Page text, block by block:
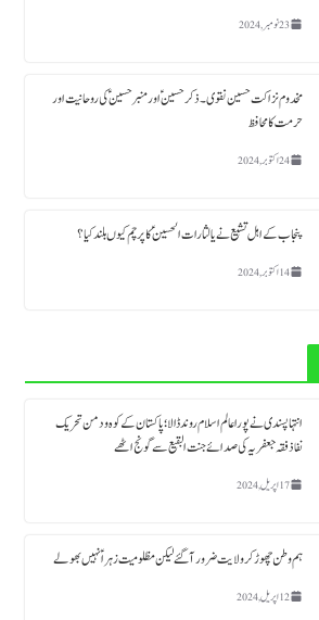
23 نومبر, 2024
مخدوم نزاکت حسین نقوی ۔ ذکر حسین ؑ اور منبر حسین ؑ کی روحانیت اور
حرمت کا محافظ
24 اکتوبر, 2024
پنجاب کے اہل تشیع نے یا لثارات الحسینؑ کا پرچم کیوں بلند کیا ؟
14 اکتوبر, 2024
انتہاپسندی نے پورا عالم اسلام روند ڈالا؛ پاکستان کے کوہ و دمن تحریک
نفاذ فقہ جعفریہ کی صدائے جنت البقیع سے گونج اٹھے
17 اپریل, 2024
ہم وطن چھوڑ کر ولایت ضرور آگئے لیکن مظلومیت زہراؑ نہیں بھولے
12 اپریل, 2024